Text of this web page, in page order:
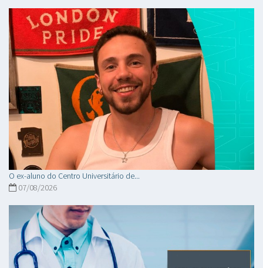
O ex-aluno do Centro Universitário de...
07/08/2026